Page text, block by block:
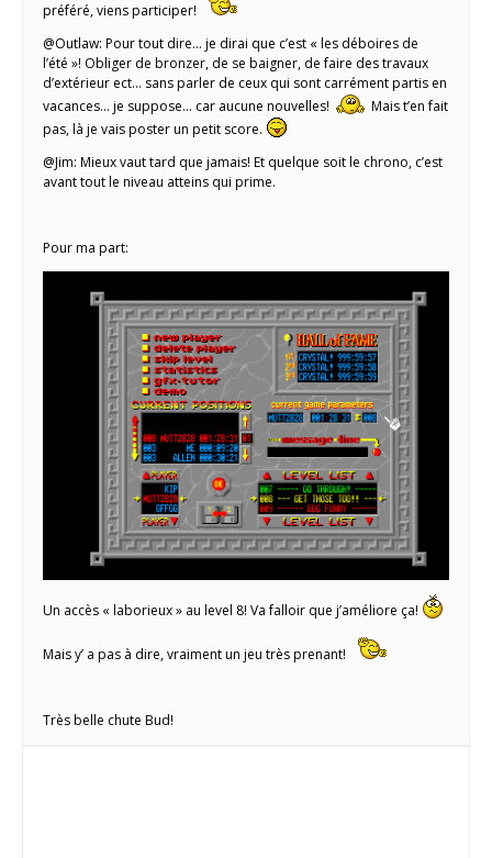
préféré, viens participer!
@Outlaw: Pour tout dire… je dirai que c’est « les déboires de
l’été »! Obliger de bronzer, de se baigner, de faire des travaux
d’extérieur ect… sans parler de ceux qui sont carrément partis en
vacances… je suppose… car aucune nouvelles!
Mais t’en fait
pas, là je vais poster un petit score.
@Jim: Mieux vaut tard que jamais! Et quelque soit le chrono, c’est
avant tout le niveau atteins qui prime.
Pour ma part:
Un accès « laborieux » au level 8! Va falloir que j’améliore ça!
Mais y’ a pas à dire, vraiment un jeu très prenant!
Très belle chute Bud!